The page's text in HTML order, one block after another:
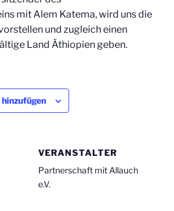
mit Alem Katema, wird uns die
und zugleich einen
Land Äthiopien geben.
VERANSTALTER
Partnerschaft mit Allauch
e.V.